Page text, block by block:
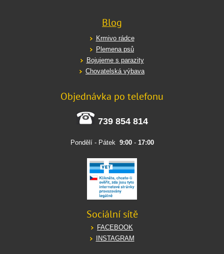
Blog
Krmivo rádce
Plemena psů
Bojujeme s parazity
Chovatelská výbava
Objednávka po telefonu
739 854 814
Pondělí - Pátek 9:00- 17:00
Sociální sítě
FACEBOOK
INSTAGRAM